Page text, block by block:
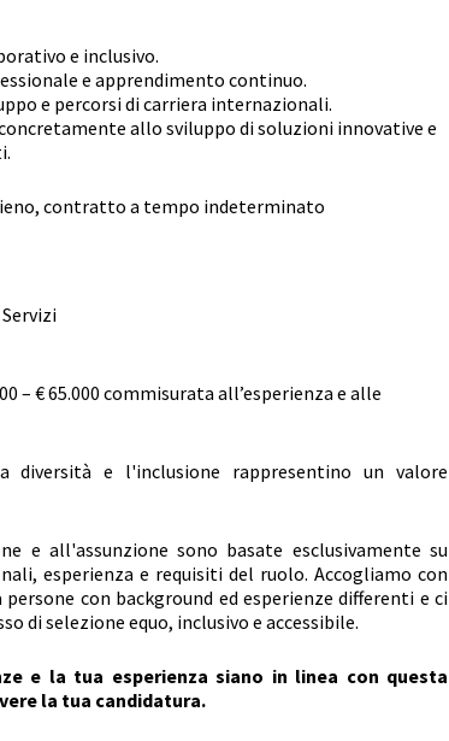
e inclusivo.
e apprendimento continuo.
e percorsi di carriera internazionali.
allo sviluppo di soluzioni innovative e
contratto a tempo indeterminato
– € 65.000 commisurata all’esperienza e alle
diversità e l'inclusione rappresentino un valore
e all'assunzione sono basate esclusivamente su
esperienza e requisiti del ruolo. Accogliamo con
con background ed esperienze differenti e ci
di selezione equo, inclusivo e accessibile.
e la tua esperienza siano in linea con questa
la tua candidatura.